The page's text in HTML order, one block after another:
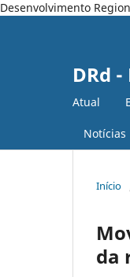
Desenvolvimento
DRd
Atual
Notícias
Início
da